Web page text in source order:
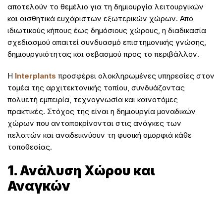
αποτελούν το θεμέλιο για τη δημιουργία λειτουργικών
και αισθητικά ευχάριστων εξωτερικών χώρων. Από
ιδιωτικούς κήπους έως δημόσιους χώρους, η διαδικασία
σχεδιασμού απαιτεί συνδυασμό επιστημονικής γνώσης,
δημιουργικότητας και σεβασμού προς το περιβάλλον.
Η Interplants προσφέρει ολοκληρωμένες υπηρεσίες στον
τομέα της αρχιτεκτονικής τοπίου, συνδυάζοντας
πολυετή εμπειρία, τεχνογνωσία και καινοτόμες
πρακτικές. Στόχος της είναι η δημιουργία μοναδικών
χώρων που ανταποκρίνονται στις ανάγκες των
πελατών και αναδεικνύουν τη φυσική ομορφιά κάθε
τοποθεσίας.
1. Ανάλυση Χώρου και
Αναγκών